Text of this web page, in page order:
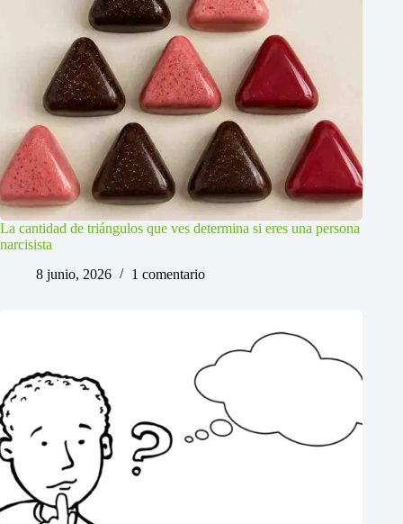
La cantidad de triángulos que ves determina si eres una persona
narcisista
8 junio, 2026
1 comentario